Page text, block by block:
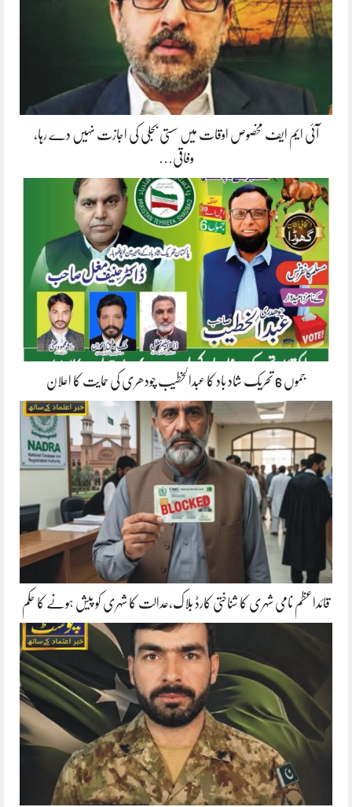
آئی ایم ایف مخصوص اوقات میں سستی بجلی کی اجازت نہیں دے رہا،
وفاقی…
جموں 6 تحریک شاد باد کا عبدالخطیب چودھری کی حمایت کا اعلان
قائداعظم نامی شہری کا شناختی کارڈ بلاک،عدالت کا شہری کو پیش ہونے کا حکم